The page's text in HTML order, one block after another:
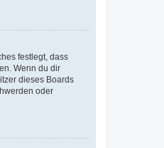
festlegt, dass
Wenn du dir
dieses Boards
oder